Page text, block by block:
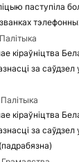
паступіла
Палітыка
кіраўніцтва
за саўдзел
Палітыка
кіраўніцтва
за саўдзел